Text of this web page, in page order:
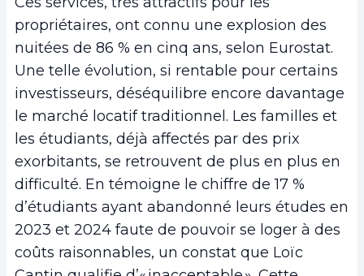
propriétaires, ont connu une explosion des
nuitées de 86 % en cinq ans, selon Eurostat.
Une telle évolution, si rentable pour certains
investisseurs, déséquilibre encore davantage
le marché locatif traditionnel. Les familles et
les étudiants, déjà affectés par des prix
exorbitants, se retrouvent de plus en plus en
difficulté. En témoigne le chiffre de 17 %
d’étudiants ayant abandonné leurs études en
2023 et 2024 faute de pouvoir se loger à des
coûts raisonnables, un constat que Loïc